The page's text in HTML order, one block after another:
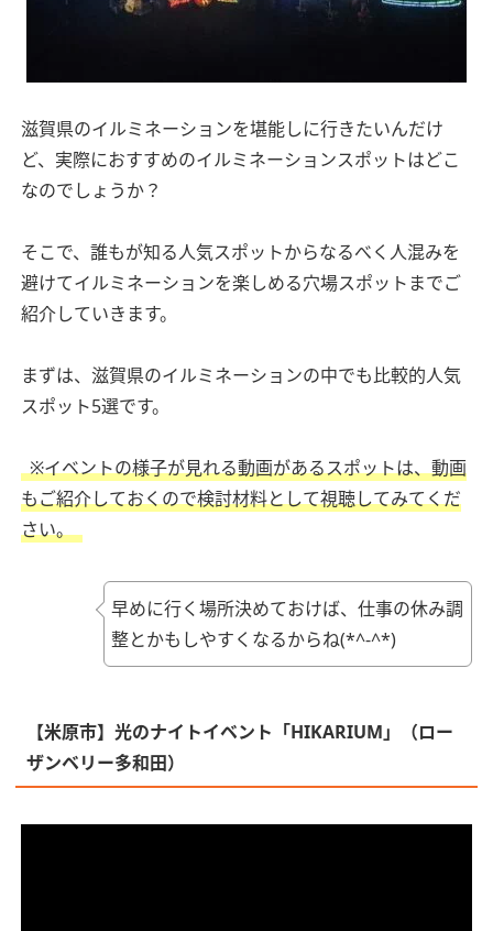
滋賀県のイルミネーションを堪能しに行きたいんだけ
ど、実際におすすめのイルミネーションスポットはどこ
なのでしょうか？
そこで、誰もが知る人気スポットからなるべく人混みを
避けてイルミネーションを楽しめる穴場スポットまでご
紹介していきます。
まずは、滋賀県のイルミネーションの中でも比較的人気
スポット5選です。
※イベントの様子が見れる動画があるスポットは、動画
もご紹介しておくので検討材料として視聴してみてくだ
さい。
早めに行く場所決めておけば、仕事の休み調
整とかもしやすくなるからね(*^-^*)
【米原市】光のナイトイベント「HIKARIUM」（ロー
ザンベリー多和田）